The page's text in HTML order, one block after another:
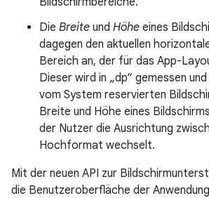
Die Breite und Höhe eines
dagegen den aktuellen
Bereich an, der für das App-
Dieser wird in „dp“ gemessen
vom System reservierten
Breite und Höhe eines
der Nutzer die Ausrichtung
Hochformat wechselt.
Mit der neuen API zur
die Benutzeroberfläche der